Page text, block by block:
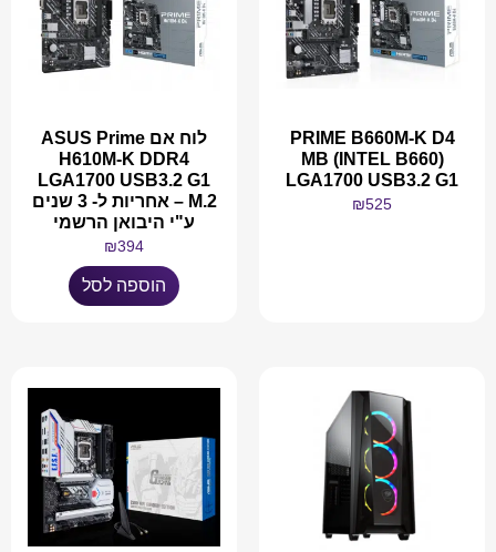
PRIME B660M-K D4
MB (INTEL B660)
LGA1700 USB3.2 G1
₪525
לוח אם ASUS Prime
H610M-K DDR4
LGA1700 USB3.2 G1
M.2 – אחריות ל- 3 שנים
ע"י היבואן הרשמי
₪394
הוספה לסל